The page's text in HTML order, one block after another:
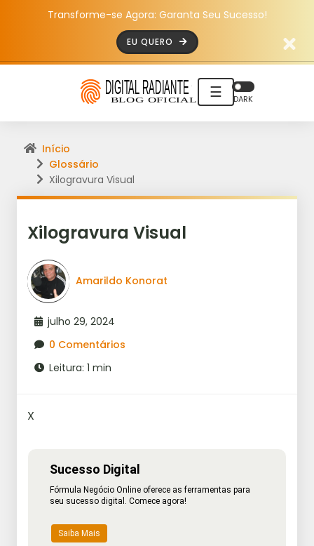
Transforme-se Agora: Garanta Seu Sucesso!
EU QUERO
☰ DARK
Início
Glossário
Xilogravura Visual
Xilogravura Visual
Amarildo Konorat
julho 29, 2024
0 Comentários
Leitura: 1 min
X
Sucesso Digital
Fórmula Negócio Online oferece as ferramentas para
seu sucesso digital. Comece agora!
Saiba Mais